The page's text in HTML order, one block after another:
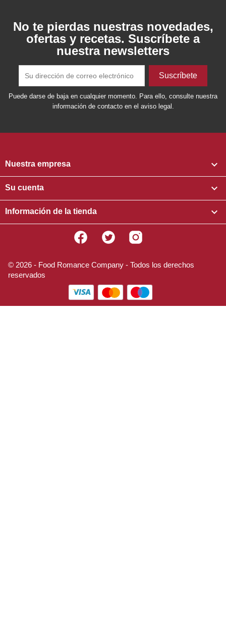
No te pierdas nuestras novedades,
ofertas y recetas. Suscríbete a
nuestra newsletters
Puede darse de baja en cualquier momento. Para ello, consulte nuestra
información de contacto en el aviso legal.
Nuestra empresa 
Su cuenta 
Información de la tienda 
Facebook Twitter
© 2026 - Food Romance Company - Todos los derechos
reservados